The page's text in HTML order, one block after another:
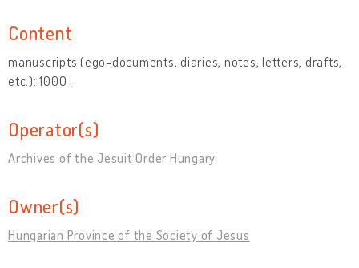
Content
manuscripts (ego-documents, diaries, notes, letters, drafts,
etc.): 1000-
Operator(s)
Archives of the Jesuit Order Hungary
Owner(s)
Hungarian Province of the Society of Jesus